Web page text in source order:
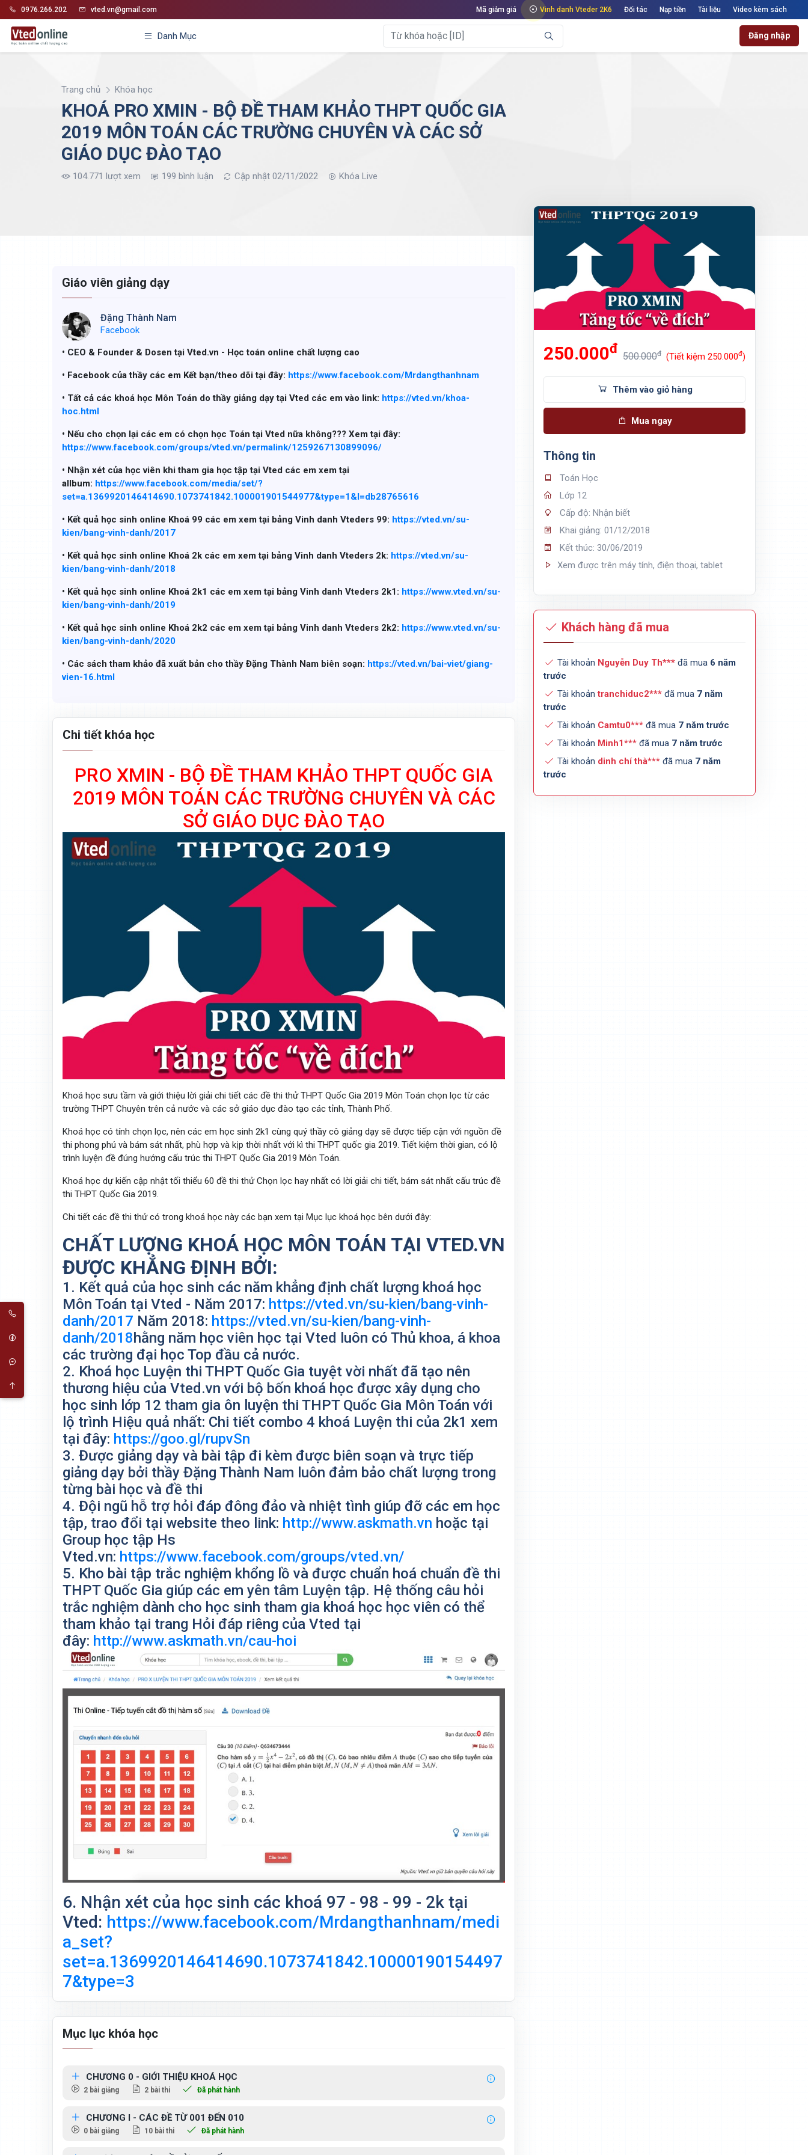
0976.266.202 vted.vn@gmail.com Mã giảm giá Vinh danh Vteder 2K6 Đối tác Nạp tiền Tài liệu Video kèm sách
Danh Mục Đăng nhập
Trang chủ Khóa học
KHOÁ PRO XMIN - BỘ ĐỀ THAM KHẢO THPT QUỐC GIA
2019 MÔN TOÁN CÁC TRƯỜNG CHUYÊN VÀ CÁC SỞ
GIÁO DỤC ĐÀO TẠO
104.771 lượt xem 199 bình luận Cập nhật 02/11/2022 Khóa Live
Giáo viên giảng dạy
Đặng Thành Nam
Facebook
• CEO & Founder & Dosen tại Vted.vn - Học toán online chất lượng cao
• Facebook của thầy các em Kết bạn/theo dõi tại đây: https://www.facebook.com/Mrdangthanhnam
• Tất cả các khoá học Môn Toán do thầy giảng dạy tại Vted các em vào link: https://vted.vn/khoa-
hoc.html
• Nếu cho chọn lại các em có chọn học Toán tại Vted nữa không??? Xem tại đây:
https://www.facebook.com/groups/vted.vn/permalink/1259267130899096/
• Nhận xét của học viên khi tham gia học tập tại Vted các em xem tại
allbum: https://www.facebook.com/media/set/?
set=a.1369920146414690.1073741842.100001901544977&type=1&l=db28765616
• Kết quả học sinh online Khoá 99 các em xem tại bảng Vinh danh Vteders 99: https://vted.vn/su-
kien/bang-vinh-danh/2017
• Kết quả học sinh online Khoá 2k các em xem tại bảng Vinh danh Vteders 2k: https://vted.vn/su-
kien/bang-vinh-danh/2018
• Kết quả học sinh online Khoá 2k1 các em xem tại bảng Vinh danh Vteders 2k1: https://www.vted.vn/su-
kien/bang-vinh-danh/2019
• Kết quả học sinh online Khoá 2k2 các em xem tại bảng Vinh danh Vteders 2k2: https://www.vted.vn/su-
kien/bang-vinh-danh/2020
• Các sách tham khảo đã xuất bản cho thầy Đặng Thành Nam biên soạn: https://vted.vn/bai-viet/giang-
vien-16.html
Chi tiết khóa học
PRO XMIN - BỘ ĐỀ THAM KHẢO THPT QUỐC GIA
2019 MÔN TOÁN CÁC TRƯỜNG CHUYÊN VÀ CÁC
SỞ GIÁO DỤC ĐÀO TẠO
Khoá học sưu tầm và giới thiệu lời giải chi tiết các đề thi thử THPT Quốc Gia 2019 Môn Toán chọn lọc từ các
trường THPT Chuyên trên cả nước và các sở giáo dục đào tạo các tỉnh, Thành Phố.
Khoá học có tính chọn lọc, nên các em học sinh 2k1 cùng quý thầy cô giảng dạy sẽ được tiếp cận với nguồn đề
thi phong phú và bám sát nhất, phù hợp và kịp thời nhất với kì thi THPT quốc gia 2019. Tiết kiệm thời gian, có lộ
trình luyện đề đúng hướng cấu trúc thi THPT Quốc Gia 2019 Môn Toán.
Khoá học dự kiến cập nhật tối thiểu 60 đề thi thử Chọn lọc hay nhất có lời giải chi tiết, bám sát nhất cấu trúc đề
thi THPT Quốc Gia 2019.
Chi tiết các đề thi thử có trong khoá học này các bạn xem tại Mục lục khoá học bên dưới đây:
CHẤT LƯỢNG KHOÁ HỌC MÔN TOÁN TẠI VTED.VN
ĐƯỢC KHẲNG ĐỊNH BỞI:
1. Kết quả của học sinh các năm khẳng định chất lượng khoá học
Môn Toán tại Vted - Năm 2017: https://vted.vn/su-kien/bang-vinh-
danh/2017 Năm 2018: https://vted.vn/su-kien/bang-vinh-
danh/2018hằng năm học viên học tại Vted luôn có Thủ khoa, á khoa
các trường đại học Top đầu cả nước.
2. Khoá học Luyện thi THPT Quốc Gia tuyệt vời nhất đã tạo nên
thương hiệu của Vted.vn với bộ bốn khoá học được xây dụng cho
học sinh lớp 12 tham gia ôn luyện thi THPT Quốc Gia Môn Toán với
lộ trình Hiệu quả nhất: Chi tiết combo 4 khoá Luyện thi của 2k1 xem
tại đây: https://goo.gl/rupvSn
3. Được giảng dạy và bài tập đi kèm được biên soạn và trực tiếp
giảng dạy bởi thầy Đặng Thành Nam luôn đảm bảo chất lượng trong
từng bài học và đề thi
4. Đội ngũ hỗ trợ hỏi đáp đông đảo và nhiệt tình giúp đỡ các em học
tập, trao đổi tại website theo link: http://www.askmath.vn hoặc tại
Group học tập Hs
Vted.vn: https://www.facebook.com/groups/vted.vn/
5. Kho bài tập trắc nghiệm khổng lồ và được chuẩn hoá chuẩn đề thi
THPT Quốc Gia giúp các em yên tâm Luyện tập. Hệ thống câu hỏi
trắc nghiệm dành cho học sinh tham gia khoá học học viên có thể
tham khảo tại trang Hỏi đáp riêng của Vted tại
đây: http://www.askmath.vn/cau-hoi
6. Nhận xét của học sinh các khoá 97 - 98 - 99 - 2k tại
Vted: https://www.facebook.com/Mrdangthanhnam/medi
a_set?
set=a.1369920146414690.1073741842.10000190154497
7&type=3
Mục lục khóa học
CHƯƠNG 0 - GIỚI THIỆU KHOÁ HỌC
2 bài giảng 2 bài thi Đã phát hành
CHƯƠNG I - CÁC ĐỀ TỪ 001 ĐẾN 010
0 bài giảng 10 bài thi Đã phát hành
250.000đ
500.000đ (Tiết kiệm 250.000đ)
Thêm vào giỏ hàng
Mua ngay
Thông tin
Toán Học
Lớp 12
Cấp độ: Nhận biết
Khai giảng: 01/12/2018
Kết thúc: 30/06/2019
Xem được trên máy tính, điện thoại, tablet
Khách hàng đã mua
Tài khoản Nguyễn Duy Th***đã mua 6 năm
trước
Tài khoảntranchiduc2***đã mua 7 năm
trước
Tài khoản Camtu0***đã mua 7 năm trước
Tài khoản Minh1***đã mua 7 năm trước
Tài khoản dinh chí thà***đã mua 7 năm
trước